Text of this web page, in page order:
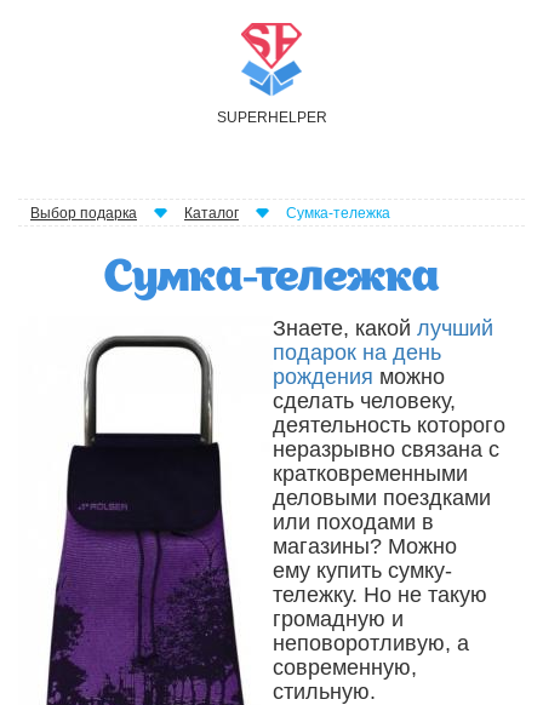
SUPER H ELPER
Выбор подарка Каталог Сумка-тележка
Сумка-тележка
Знаете, какой лучший
подарок на день
рождения можно
сделать человеку,
деятельность которого
неразрывно связана с
кратковременными
деловыми поездками
или походами в
магазины? Можно
ему купить сумку-
тележку. Но не такую
громадную и
неповоротливую, а
современную,
стильную.